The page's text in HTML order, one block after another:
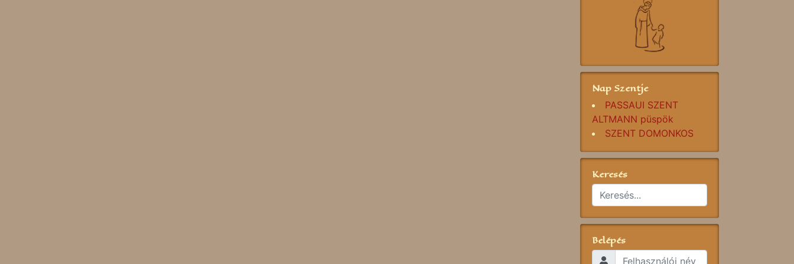
Nap Szentje
PASSAUI SZENT
ALTMANN püspök
SZENT DOMONKOS
Keresés
Belépés